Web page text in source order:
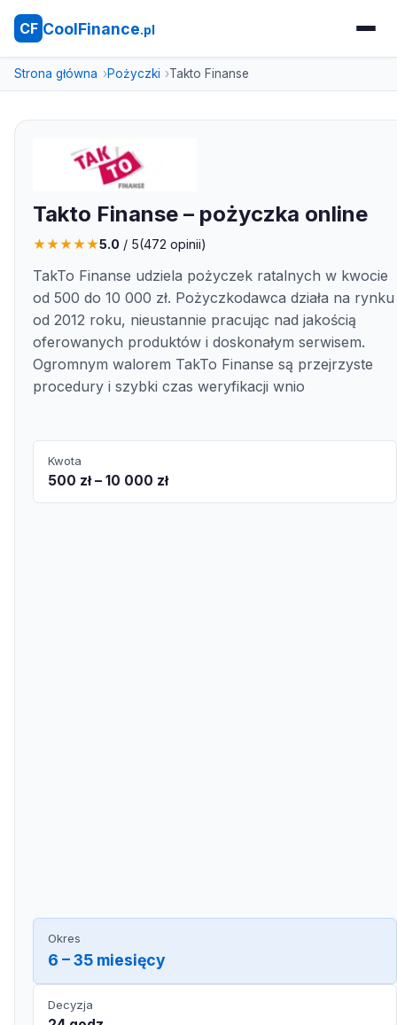
CF CoolFinance.pl
Strona główna Pożyczki Takto Finanse
Takto Finanse – pożyczka online
★★★★★5.0 / 5(472 opinii)
TakTo Finanse udziela pożyczek ratalnych w kwocie
od 500 do 10 000 zł. Pożyczkodawca działa na rynku
od 2012 roku, nieustannie pracując nad jakością
oferowanych produktów i doskonałym serwisem.
Ogromnym walorem TakTo Finanse są przejrzyste
procedury i szybki czas weryfikacji wnio
Kwota
500 zł – 10 000 zł
Okres
6 – 35 miesięcy
Decyzja